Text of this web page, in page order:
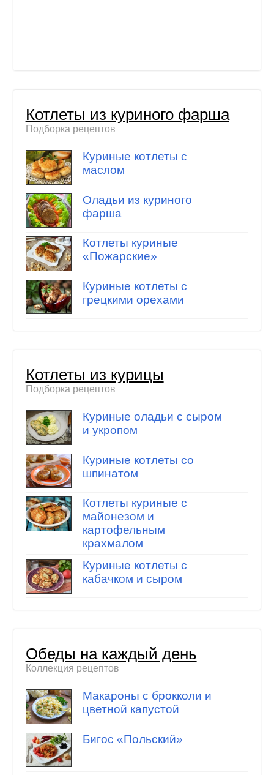
Котлеты из куриного фарша
Подборка рецептов
Куриные котлеты с
маслом
Оладьи из куриного
фарша
Котлеты куриные
«Пожарские»
Куриные котлеты с
грецкими орехами
Котлеты из курицы
Подборка рецептов
Куриные оладьи с сыром
и укропом
Куриные котлеты со
шпинатом
Котлеты куриные с
майонезом и
картофельным
крахмалом
Куриные котлеты с
кабачком и сыром
Обеды на каждый день
Коллекция рецептов
Макароны с брокколи и
цветной капустой
Бигос «Польский»